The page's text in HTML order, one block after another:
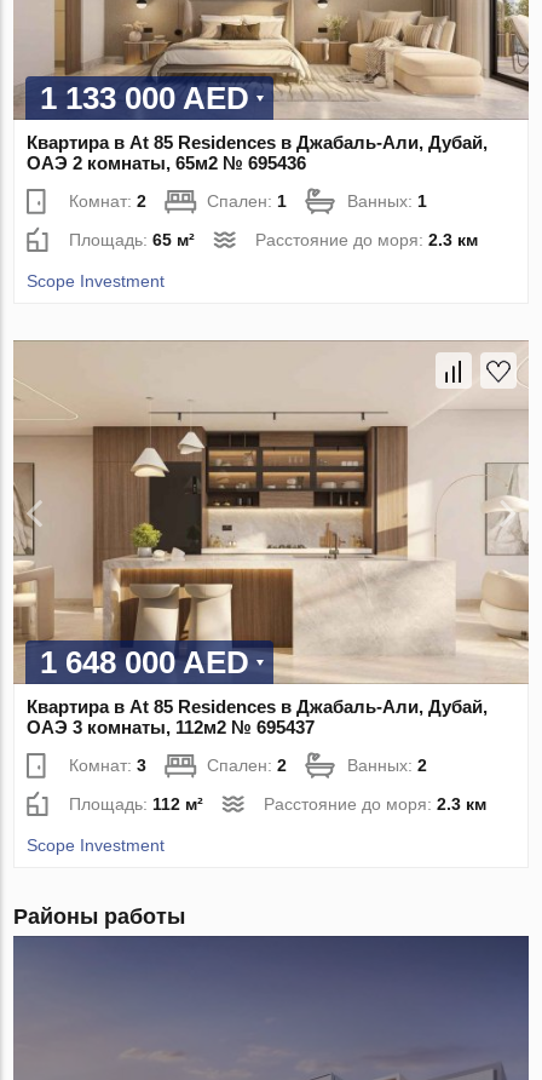
1 133 000 AED
Квартира в At 85 Residences в Джабаль-Али, Дубай,
ОАЭ 2 комнаты, 65м2 № 695436
Комнат:2 Спален: 1 Ванных: 1
Площадь:65 м² Расстояние до моря:2.3 км
Scope Investment
1 648 000 AED
Квартира в At 85 Residences в Джабаль-Али, Дубай,
ОАЭ 3 комнаты, 112м2 № 695437
Комнат:3 Спален:2 Ванных:2
Площадь: 112 м² Расстояние до моря:2.3 км
Scope Investment
Районы работы